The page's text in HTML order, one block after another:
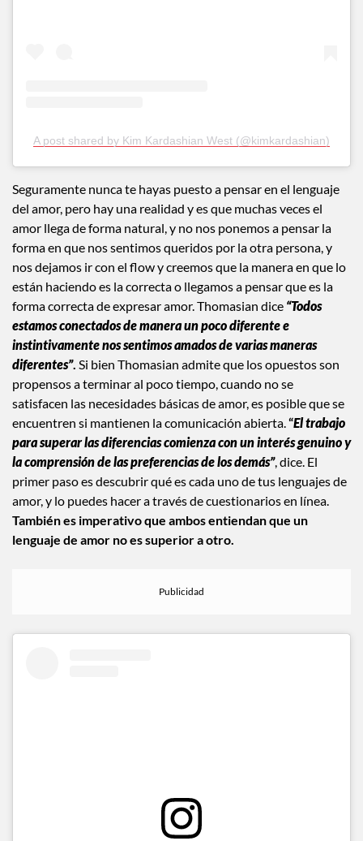
Seguramente nunca te hayas puesto a pensar en el lenguaje
del amor, pero hay una realidad y es que muchas veces el
amor llega de forma natural, y no nos ponemos a pensar la
forma en que nos sentimos queridos por la otra persona, y
nos dejamos ir con el flow y creemos que la manera en que lo
están haciendo es la correcta o llegamos a pensar que es la
forma correcta de expresar amor. Thomasian dice“Todos
estamos conectados de manera un poco diferente e
instintivamente nos sentimos amados de varias maneras
diferentes” .Si bien Thomasian admite que los opuestos son
propensos a terminar al poco tiempo, cuando no se
satisfacen las necesidades básicas de amor, es posible que se
encuentren si mantienen la comunicación abierta.“El trabajo
para superar las diferencias comienza con un interés genuino y
la comprensión de las preferencias de los demás” , dice. El
primer paso es descubrir qué es cada uno de tus lenguajes de
amor, y lo puedes hacer a través de cuestionarios en línea.
También es imperativo que ambos entiendan que un